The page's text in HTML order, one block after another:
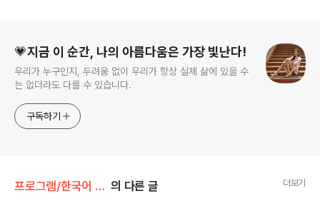
💗지금 이 순간, 나의 아름다움은 가장 빛난다!
우리가 누구인지, 두려움 없이 우리가 항상 실제 삶에 있을 수
는 없더라도 다를 수 있습니다.
구독하기
프로그램/한국어 패치 의 다른 글 더보기